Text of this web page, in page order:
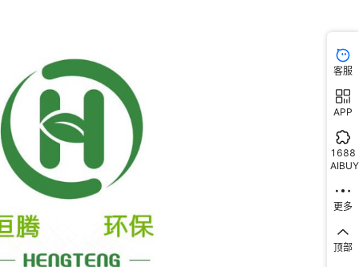
客服
APP
1688
AIBUY
更多
顶部